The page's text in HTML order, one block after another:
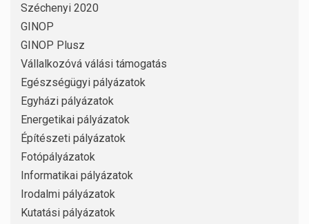
Széchenyi 2020
GINOP
GINOP Plusz
Vállalkozóvá válási támogatás
Egészségügyi pályázatok
Egyházi pályázatok
Energetikai pályázatok
Építészeti pályázatok
Fotópályázatok
Informatikai pályázatok
Irodalmi pályázatok
Kutatási pályázatok